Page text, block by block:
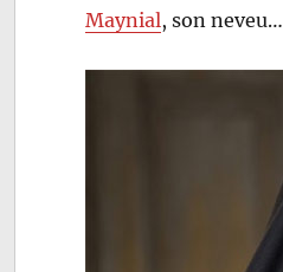
Maynial, son neveu…